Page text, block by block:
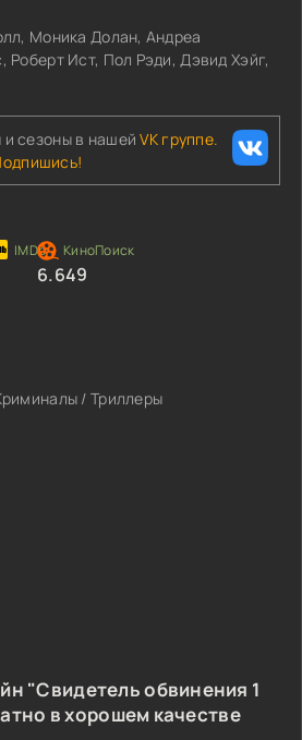
Моника Долан, Андреа
Роберт Ист, Пол Рэди, Дэвид Хэйг,
и сезоны в нашейVK группе.
6.649
/ Триллеры
"Свидетель обвинения 1
в хорошем качестве